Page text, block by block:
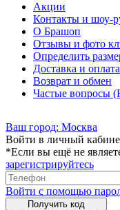
Акции
Контакты и шоу-
О Брашоп
Отзывы и фото
Определить
Доставка и оплата
Возврат и обмен
Частые вопросы
Ваш город: Москва
Войти в личный
*Если вы ещё не
зарегистрируйтесь
Войти с помощью
Получить код